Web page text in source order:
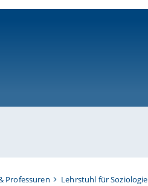
Professuren Lehrstuhl für